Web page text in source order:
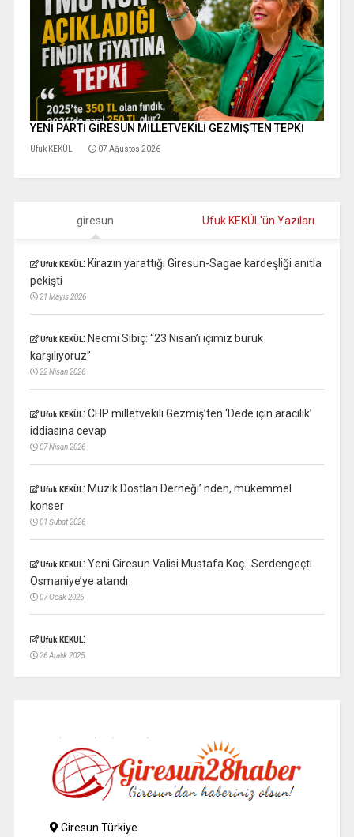
YENİ PARTİ GİRESUN MİLLETVEKİLİ GEZMİŞ’TEN TEPKİ
Ufuk KEKÜL 07 Ağustos 2026
giresun Ufuk KEKÜL'ün Yazıları
Ufuk KEKÜL: Kirazın yarattığı Giresun-Sagae kardeşliği anıtla
pekişti
21 Mayıs 2026
Ufuk KEKÜL: Necmi Sıbıç: “23 Nisan’ı içimiz buruk
karşılıyoruz”
22 Nisan 2026
Ufuk KEKÜL: CHP milletvekili Gezmiş’ten ‘Dede için aracılık’
iddiasına cevap
07 Nisan 2026
Ufuk KEKÜL: Müzik Dostları Derneği’ nden, mükemmel
konser
01 Şubat 2026
Ufuk KEKÜL: Yeni Giresun Valisi Mustafa Koç…Serdengeçti
Osmaniye’ye atandı
07 Ocak 2026
Ufuk KEKÜL:
26 Aralık 2025
Giresun Türkiye